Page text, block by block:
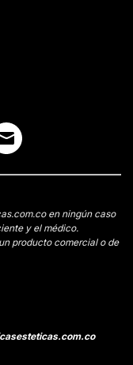
en ningún caso
y el médico.
producto comercial o de